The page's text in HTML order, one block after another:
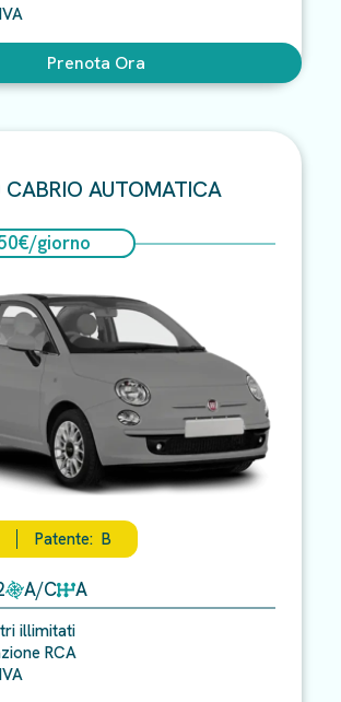
Prenota Ora
AUTOMATICA
€/giorno
Patente: B
A/C A
illimitati
RCA